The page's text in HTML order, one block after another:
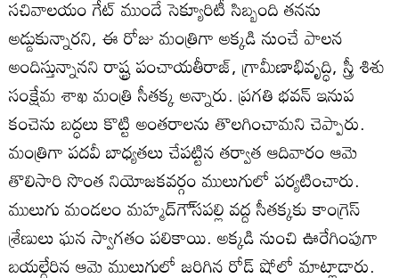
సచివాలయం గేట్‌ ముందే సెక్యూరిటీ సిబ్బంది తనను
అడ్డుకున్నారని, ఈ రోజు మంత్రిగా అక్కడి నుంచే పాలన
అందిస్తున్నానని రాష్ట్ర పంచాయతీరాజ్‌, గ్రామీణాభివృద్ధి, స్త్రీ శిశు
సంక్షేమ శాఖ మంత్రి సీతక్క అన్నారు. ప్రగతి భవన్‌ ఇనుప
కంచెను బద్ధలు కొట్టి అంతరాలను తొలగించామని చెప్పారు.
మంత్రిగా పదవీ బాధ్యతలు చేపట్టిన తర్వాత ఆదివారం ఆమె
తొలిసారి సొంత నియోజకవర్గం ములుగులో పర్యటించారు.
ములుగు మండలం మహ్మద్‌గౌ్‌సపల్లి వద్ద సీతక్కకు కాంగ్రెస్‌
శ్రేణులు ఘన స్వాగతం పలికాయి. అక్కడి నుంచి ఊరేగింపుగా
బయల్దేరిన ఆమె ములుగులో జరిగిన రోడ్‌ షోలో మాట్లాడారు.